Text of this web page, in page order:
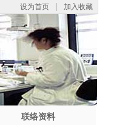
设为首页 | 加入收藏
联络资料